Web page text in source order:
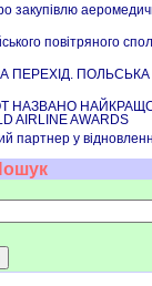
закупівлю
повітряного
ПЕРЕХІД.
НАЗВАНО
AIRLINE AWARDS
у